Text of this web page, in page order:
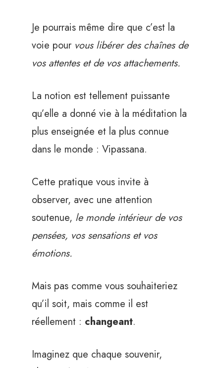
Je pourrais même dire que c’est la
voie pour vous libérer des chaînes de
vos attentes et de vos attachements.
La notion est tellement puissante
qu’elle a donné vie à la méditation la
plus enseignée et la plus connue
dans le monde : Vipassana.
Cette pratique vous invite à
observer, avec une attention
soutenue, le monde intérieur de vos
pensées, vos sensations et vos
émotions.
Mais pas comme vous souhaiteriez
qu’il soit, mais comme il est
réellement : changeant.
Imaginez que chaque souvenir,